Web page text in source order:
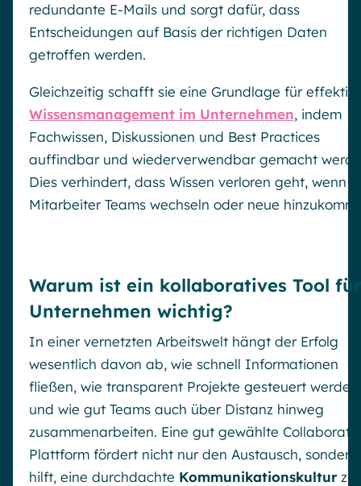
redundante E-Mails und sorgt dafür, dass
Entscheidungen auf Basis der richtigen Daten
getroffen werden.
Gleichzeitig schafft sie eine Grundlage für
Wissensmanagement im Unternehmen, indem
Fachwissen, Diskussionen und Best Practices
auffindbar und wiederverwendbar gemacht
Dies verhindert, dass Wissen verloren geht, wenn
Mitarbeiter Teams wechseln oder neue
Warum ist ein kollaboratives Tool für
Unternehmen wichtig?
In einer vernetzten Arbeitswelt hängt der Erfolg
wesentlich davon ab, wie schnell Informationen
fließen, wie transparent Projekte gesteuert werden
und wie gut Teams auch über Distanz hinweg
zusammenarbeiten. Eine gut gewählte
Plattform fördert nicht nur den Austausch, sondern
hilft, eine durchdachte Kommunikationskulturzu